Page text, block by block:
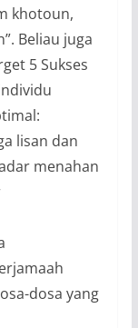
khotoun,
Beliau juga
5 Sukses
lisan dan
menahan
dosa yang